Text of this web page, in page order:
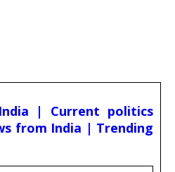
| Current politics
from India | Trending